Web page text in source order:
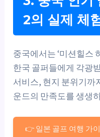
2의 실제 체
중국에서는 ‘미션힐스
한국 골퍼들에게 각광
서비스, 현지 분위기까
운드의 만족도를 생생
👉 일본 골프 여행 가